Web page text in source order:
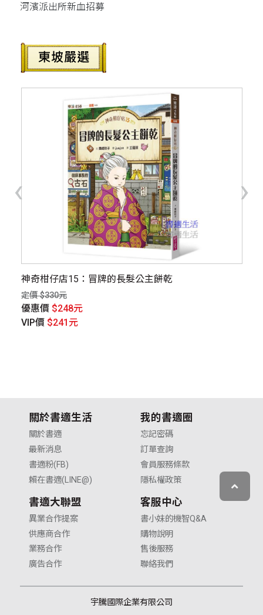
河濱派出所新血招募
神奇柑仔店15：冒牌的長髮公主餅乾
定價 $330元
優惠價 $248元
VIP價 $241元
‹ ›
關於書適生活
關於書適
最新消息
書適粉(FB)
賴在書適(LINE@)
我的書適圈
忘記密碼
訂單查詢
會員服務條款
隱私權政策
書適大聯盟
異業合作提案
供應商合作
業務合作
廣告合作
客服中心
書小妹的機智Q&A
購物說明
售後服務
聯絡我們
宇騰國際企業有限公司